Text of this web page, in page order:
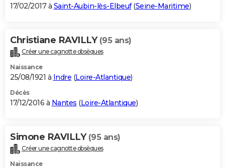
17/02/2017 à Saint-Aubin-lès-Elbeuf(Seine-Maritime)
Christiane RAVILLY (95 ans)
Créer une cagnotte obsèques
Naissance
25/08/1921 à Indre (Loire-Atlantique)
Décès
17/12/2016 à Nantes (Loire-Atlantique)
Simone RAVILLY (95 ans)
Créer une cagnotte obsèques
Naissance